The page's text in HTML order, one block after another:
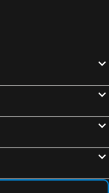
bed and breakfasts
bed and breakfasts